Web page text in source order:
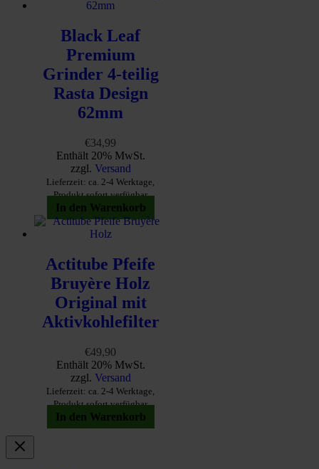
Black Leaf
Premium
Grinder 4-teilig
Rasta Design
62mm
€34,99
Enthält 20% MwSt.
zzgl. Versand
Lieferzeit: ca. 2-4 Werktage,
Produkt sofort verfügbar
In den Warenkorb
Actitube Pfeife
Bruyère Holz
Original mit
Aktivkohlefilter
€49,90
Enthält 20% MwSt.
zzgl. Versand
Lieferzeit: ca. 2-4 Werktage,
Produkt sofort verfügbar
In den Warenkorb